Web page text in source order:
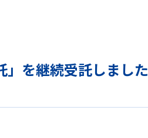
」を継続受託しました